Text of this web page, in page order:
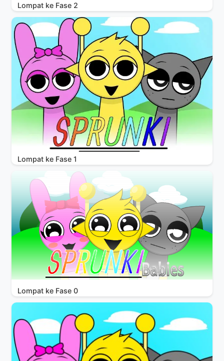
Lompat ke Fase 2
Lompat ke Fase 1
Lompat ke Fase 0